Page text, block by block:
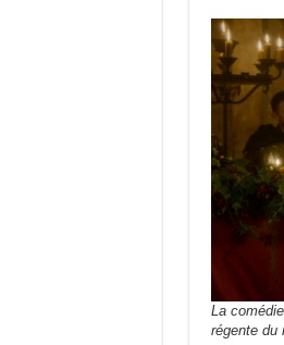
La
régente du